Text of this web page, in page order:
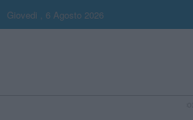
Giovedi , 6 Agosto 2026